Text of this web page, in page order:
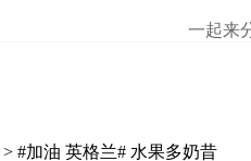
一起来
> #加油 英格兰# 水果多奶昔